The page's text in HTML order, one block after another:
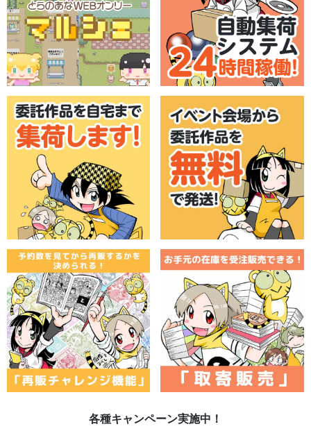
各種キャンペーン実施中！